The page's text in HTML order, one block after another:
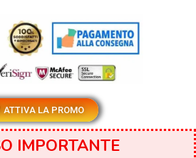
ATTIVA LA PROMO
IMPORTANTE